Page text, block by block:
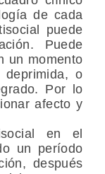
de cada
puede
Puede
un momento
o
Por lo
afecto y
en el
un período
después